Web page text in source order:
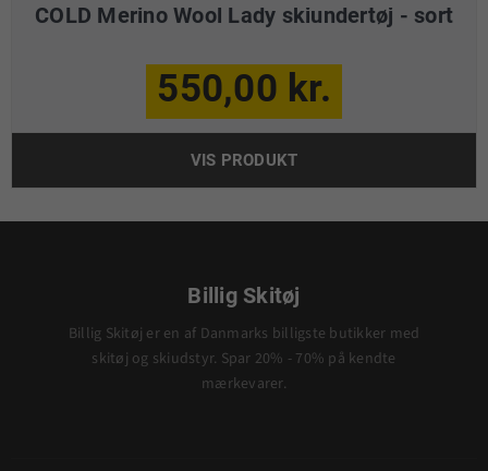
COLD Merino Wool Lady skiundertøj - sort
550,00 kr.
VIS PRODUKT
Billig Skitøj
Billig Skitøj er en af Danmarks billigste butikker med
skitøj og skiudstyr. Spar 20% - 70% på kendte
mærkevarer.